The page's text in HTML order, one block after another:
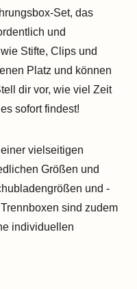
Set, das
und
Stifte, Clips und
Platz und können
dir vor, wie viel Zeit
sofort findest!
vielseitigen
Größen und
und -
sind zudem
individuellen